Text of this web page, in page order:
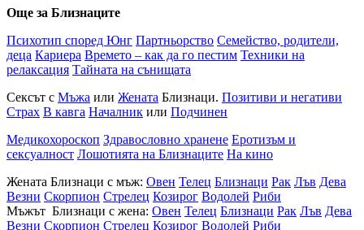
Още за Близнаците
Психотип според Юнг Партньорство Семейство, родители,
деца Кариера Времето – как да го пестим Техники на
релаксация Тайната на сънищата
Сексът с Мъжа или Жената Близнаци. Позитиви и негативи
Страх В кавга Началник или Подчинен
Медикохороскоп Здравословно хранене Еротизъм и
сексуалност Лошотията на Близнаците На кино
Жената Близнаци с мъж: Овен Телец Близнаци Рак Лъв Дева
Везни Скорпион Стрелец Козирог Водолей Риби
Мъжът Близнаци с жена: Овен Телец Близнаци Рак Лъв Дева
Везни Скорпион Стрелец Козирог Водолей Риби